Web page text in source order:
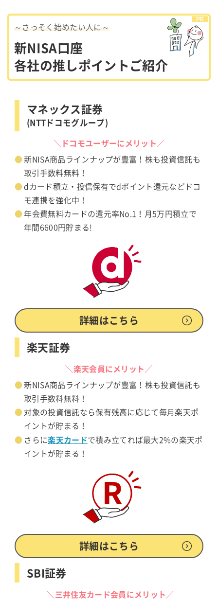
～さっそく始めたい人に～
新NISA口座
各社の推しポイントご紹介
マネックス証券
(NTTドコモグループ)
＼ドコモユーザーにメリット／
新NISA商品ラインナップが豊富！株も投資信託も
取引手数料無料！
dカード積立・投信保有でdポイント還元などドコ
モ連携を強化中！
年会費無料カードの還元率No.1！月5万円積立で
年間6600円貯まる!
詳細はこちら
楽天証券
＼楽天会員にメリット／
新NISA商品ラインナップが豊富！株も投資信託も
取引手数料無料！
対象の投資信託なら保有残高に応じて毎月楽天ポ
イントが貯まる！
さらに楽天カードで積み立てれば最大2%の楽天ポ
イントが貯まる！
詳細はこちら
SBI証券
＼三井住友カード会員にメリット／